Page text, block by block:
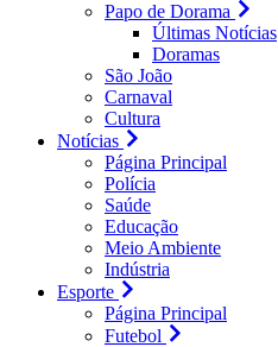
Papo de Dorama
Últimas Notícias
Doramas
São João
Carnaval
Cultura
Notícias
Página Principal
Polícia
Saúde
Educação
Meio Ambiente
Indústria
Esporte
Página Principal
Futebol